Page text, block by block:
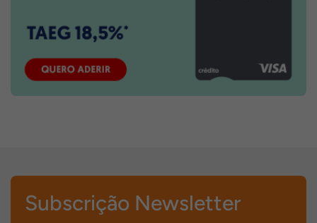
Subscrição Newsletter